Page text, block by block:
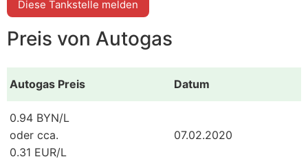
Diese Tankstelle melden
Preis von Autogas
Autogas Preis Datum
0.94 BYN/L
oder cca.
0.31 EUR/L
07.02.2020